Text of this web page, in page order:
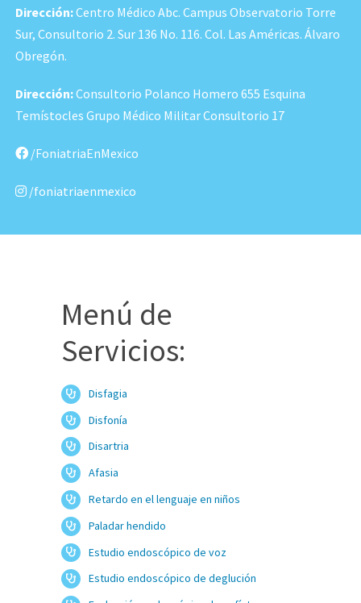
Dirección:Centro Médico Abc. Campus Observatorio Torre
Sur, Consultorio 2. Sur 136 No. 116. Col. Las Américas. Álvaro
Obregón.
Dirección:Consultorio Polanco Homero 655 Esquina
Temístocles Grupo Médico Militar Consultorio 17
/FoniatriaEnMexico
/foniatriaenmexico
Menú de
Servicios:
Disfagia
Disfonía
Disartria
Afasia
Retardo en el lenguaje en niños
Paladar hendido
Estudio endoscópico de voz
Estudio endoscópico de deglución